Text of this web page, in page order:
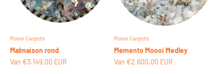
Moooi Carpets
Malmaison rond
Aanbiedingsprijs
Van €3.149,00 EUR
Moooi Carpets
Memento Moooi Medley
Aanbiedingsprijs
Van €2.600,00 EUR